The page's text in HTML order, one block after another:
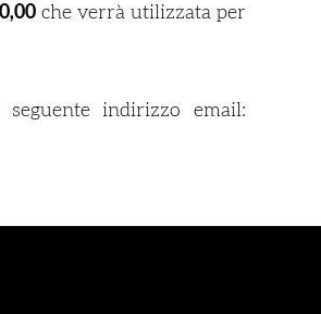
che verrà utilizzata per
indirizzo email: